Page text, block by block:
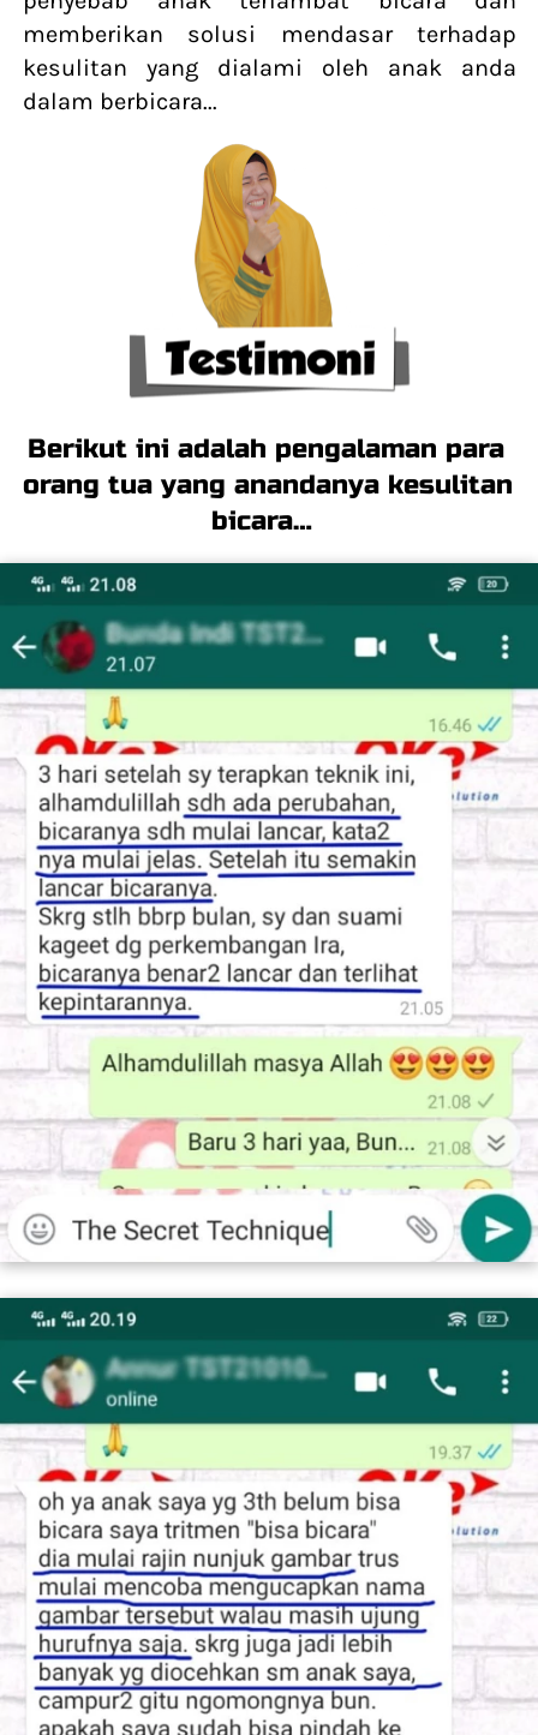
memberikan solusi mendasar terhadap
kesulitan yang dialami oleh anak anda
dalam berbicara...
Berikut ini adalah pengalaman para
orang tua yang anandanya kesulitan
bicara…